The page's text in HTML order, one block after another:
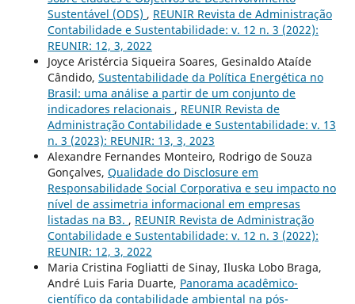
Sustentável (ODS) , REUNIR Revista de Administração
Contabilidade e Sustentabilidade: v. 12 n. 3 (2022):
REUNIR: 12, 3, 2022
Joyce Aristércia Siqueira Soares, Gesinaldo Ataíde
Cândido, Sustentabilidade da Política Energética no
Brasil: uma análise a partir de um conjunto de
indicadores relacionais , REUNIR Revista de
Administração Contabilidade e Sustentabilidade: v. 13
n. 3 (2023): REUNIR: 13, 3, 2023
Alexandre Fernandes Monteiro, Rodrigo de Souza
Gonçalves, Qualidade do Disclosure em
Responsabilidade Social Corporativa e seu impacto no
nível de assimetria informacional em empresas
listadas na B3. , REUNIR Revista de Administração
Contabilidade e Sustentabilidade: v. 12 n. 3 (2022):
REUNIR: 12, 3, 2022
Maria Cristina Fogliatti de Sinay, Iluska Lobo Braga,
André Luis Faria Duarte, Panorama acadêmico-
científico da contabilidade ambiental na pós-